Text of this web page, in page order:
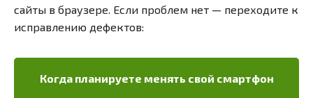
сайты в браузере. Если проблем нет — переходите к
исправлению дефектов:
Когда планируете менять свой смартфон